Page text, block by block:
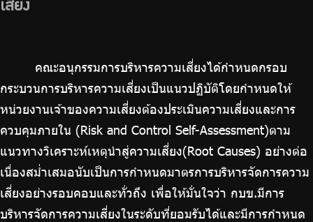
เสี่ยง
คณะอนุกรรมการบริหารความเสี่ยงได้กำหนดกรอบ
กระบวนการบริหารความเสี่ยงเป็นแนวปฏิบัติโดยกำหนดให้
หน่วยงานเจ้าของความเสี่ยงต้องประเมินความเสี่ยงและการ
ควบคุมภายใน (Risk and Control Self-Assessment)ตาม
แนวทางวิเคราะห์เหตุนำสู่ความเสี่ยง(Root Causes) อย่างต่อ
เนื่องสม่ำเสมอนับเป็นการกำหนดมาตรการบริหารจัดการความ
เสี่ยงอย่างรอบคอบและทั่วถึง เพื่อให้มั่นใจว่า กบข.มีการ
บริหารจัดการความเสี่ยงในระดับที่ยอมรับได้และมีการกำหนด